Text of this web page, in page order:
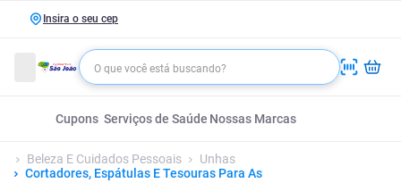
Insira o seu cep
Cupons Serviços de Saúde Nossas Marcas
Beleza E Cuidados Pessoais
Unhas
Cortadores, Espátulas E Tesouras Para As